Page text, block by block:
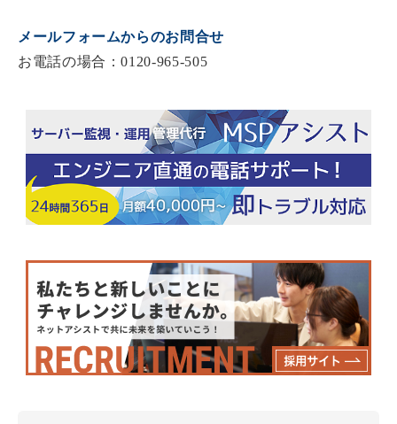
メールフォームからのお問合せ
お電話の場合：0120-965-505